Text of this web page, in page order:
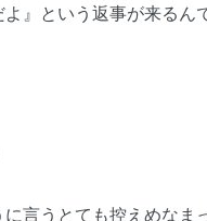
』という返事が来るん
言うとても控えめなま